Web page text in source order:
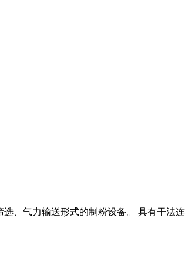
、气力输送形式的制粉设备。 具有干法连